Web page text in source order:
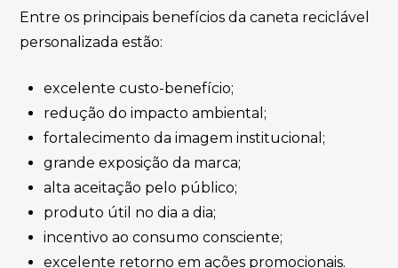
Entre os principais benefícios da caneta reciclável
personalizada estão:
excelente custo-benefício;
redução do impacto ambiental;
fortalecimento da imagem institucional;
grande exposição da marca;
alta aceitação pelo público;
produto útil no dia a dia;
incentivo ao consumo consciente;
excelente retorno em ações promocionais.